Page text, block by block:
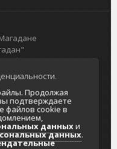
объявлений
портал
обработки
персональных
Продолжая
подтверждаете
файлов cookie в
данныхи
данных.